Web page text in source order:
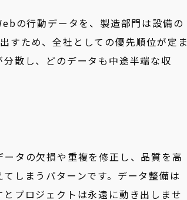
の行動データを、製造部門は設備の
すため、全社としての優先順位が定ま
散し、どのデータも中途半端な収
タの欠損や重複を修正し、品質を高
しまうパターンです。データ整備は
プロジェクトは永遠に動き出しませ